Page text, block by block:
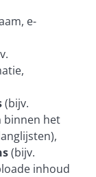
e-
(bijv.
binnen het
(bijv.
inhoud